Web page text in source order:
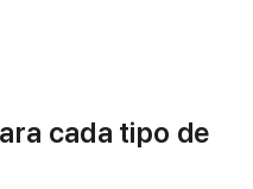
cada tipo de